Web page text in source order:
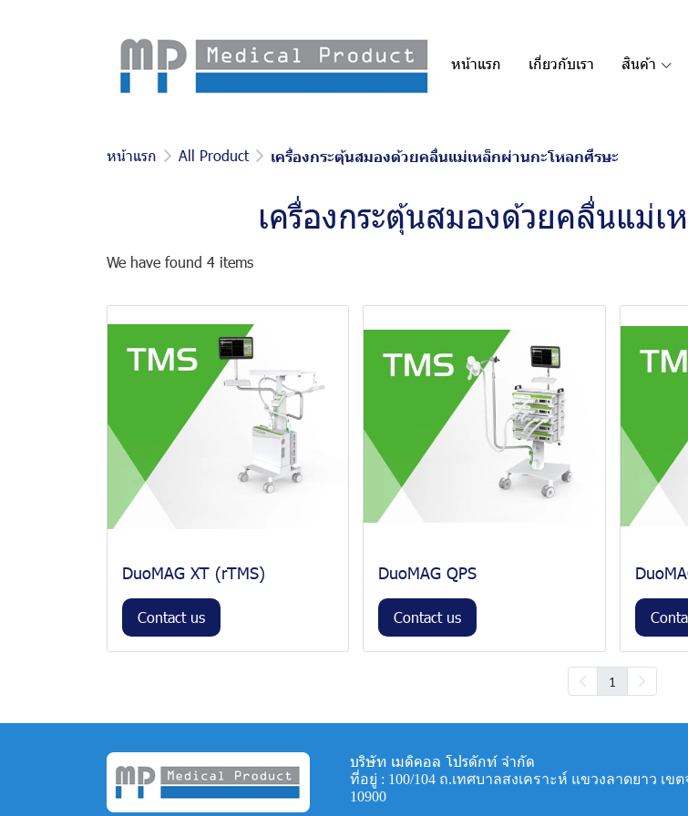
หน้าแรก เกี่ยวกับเรา สินค้า
หน้าแรก All Product เครื่องกระตุ้นสมองด้วยคลื่นแม่เหล็กผ่านกะโหลกศีรษะ
เครื่องกระตุ้นสมองด้วยคลื่นแม่
We have found 4 items
DuoMAG XT (rTMS)
Contact us
DuoMAG QPS
Contact us
1
บริษัท เมดิคอล โปรดักท์ จำกัด
ที่อยู่ : 100/104 ถ.เทศบาลสงเคราะห์ แขวงลาดยาว เข
10900